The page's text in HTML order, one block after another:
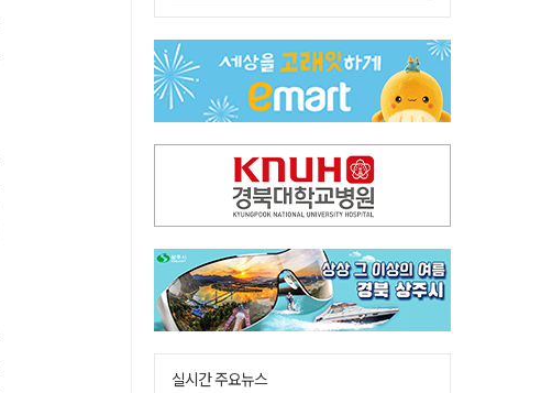
"김용민, 흑백논리로 세상 보는 듯" 검찰 내부서 지탄
[인사]경상북도
포항에 6천억원 규모 AI 데이터센터 들어선다
실시간 주요뉴스